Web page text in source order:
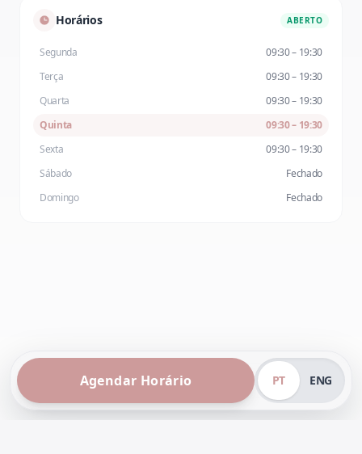
Horários ABERTO
Segunda
09:30 – 19:30
Terça
09:30 – 19:30
Quarta
09:30 – 19:30
Quinta
09:30 – 19:30
Sexta
09:30 – 19:30
Sábado
Fechado
Domingo
Fechado
Agendar Horário PT ENG